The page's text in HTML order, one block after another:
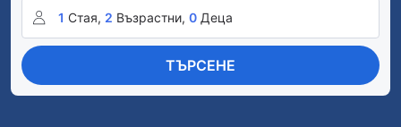
1 Стая, 2 Възрастни, 0 Деца
ТЪРСЕНЕ